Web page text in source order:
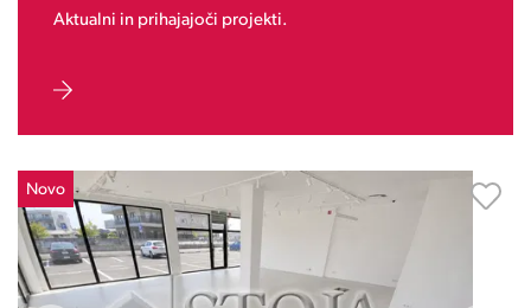
Aktualni in prihajajoči projekti.
Novo